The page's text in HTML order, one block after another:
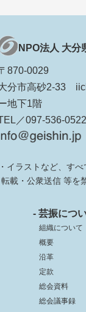
NPO法人 大分
870-0029
分市高砂2-33
地下1階
／097-536-
イラストなど、す
載・公衆送信 等を
- 芸振につ
組織について
概要
沿革
定款
総会資料
総会議事録